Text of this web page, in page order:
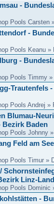
-
Pools Carsten
-
Pools Keanu »
-
Pools Timmy
Trautenfels
Pools Andrej »
Blumau-
Bezirk Baden
Pools Johnny
Feld am
Pools Timur »
Linz-Land
Pools Dominic
-